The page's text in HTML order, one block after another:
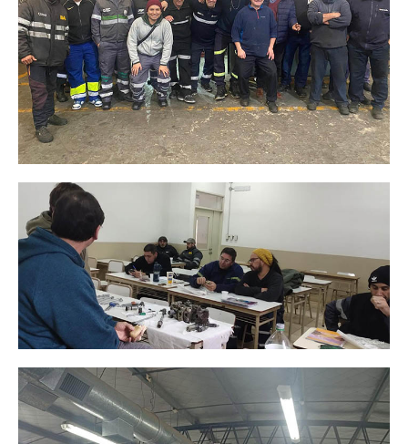
Secretaría general adjunta
Secretaría de actas
Secretaría administrativa
Secretario tesorero
Secretaría gremial
Secretaría de organización
Secretaría de turismo
Secretaría de deporte
Secretaría de acción social
Secretaria de la vivienda
Sec. accidente de trabajo
Secretaría de fiscalización